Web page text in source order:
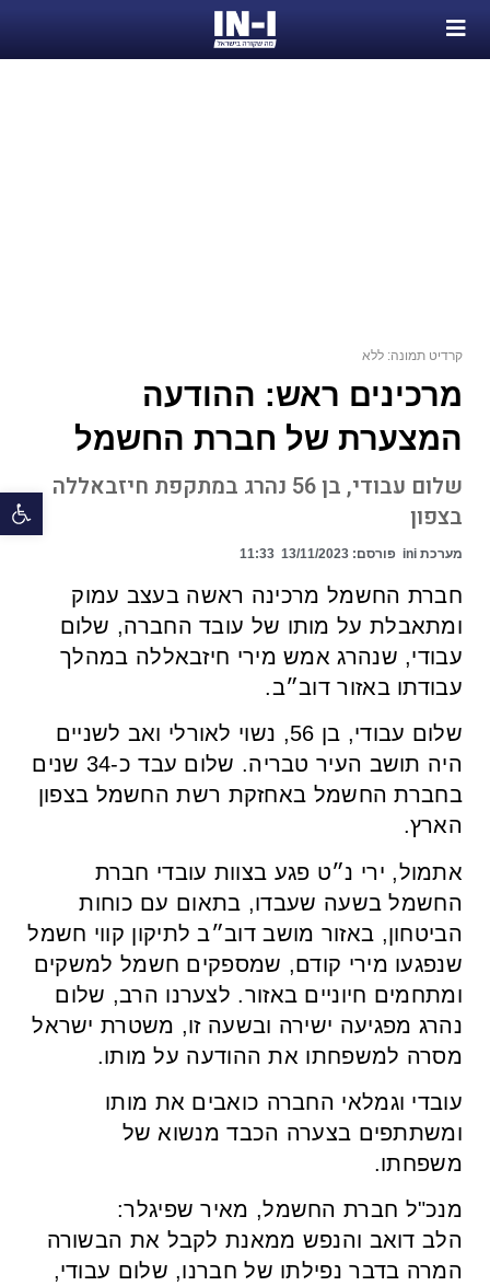
קרדיט תמונה: ללא
מרכינים ראש: ההודעה
המצערת של חברת החשמל
שלום עבודי, בן 56 נהרג במתקפת חיזבאללה
בצפון
מערכת ini פורסם: 11:33
חברת החשמל מרכינה ראשה בעצב עמוק
ומתאבלת על מותו של עובד החברה, שלום
עבודי, שנהרג אמש מירי חיזבאללה במהלך
עבודתו באזור דוב״ב.
שלום עבודי, בן 56, נשוי לאורלי ואב לשניים
היה תושב העיר טבריה. שלום עבד כ-34 שנים
בחברת החשמל באחזקת רשת החשמל בצפון
הארץ.
אתמול, ירי נ״ט פגע בצוות עובדי חברת
החשמל בשעה שעבדו, בתאום עם כוחות
הביטחון, באזור מושב דוב״ב לתיקון קווי חשמל
שנפגעו מירי קודם, שמספקים חשמל למשקים
ומתחמים חיוניים באזור. לצערנו הרב, שלום
נהרג מפגיעה ישירה ובשעה זו, משטרת ישראל
מסרה למשפחתו את ההודעה על מותו.
עובדי וגמלאי החברה כואבים את מותו
ומשתתפים בצערה הכבד מנשוא של
משפחתו.
מנכ"ל חברת החשמל, מאיר שפיגלר:
הלב דואב והנפש ממאנת לקבל את הבשורה
המרה בדבר נפילתו של חברנו, שלום עבודי,